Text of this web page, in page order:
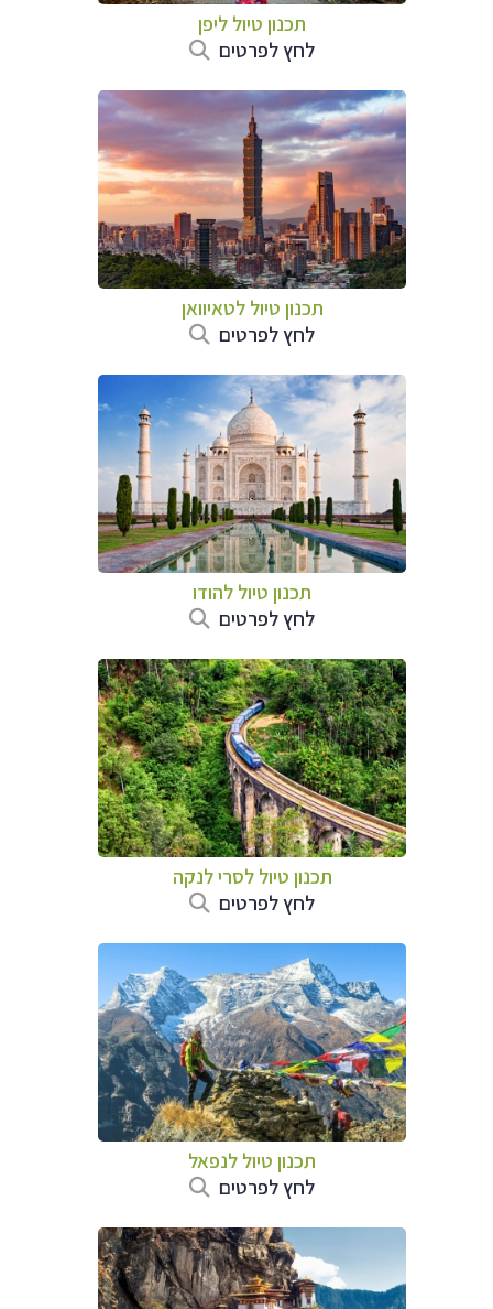
תכנון טיול ליפן
לחץ לפרטים
תכנון טיול לטאיוואן
לחץ לפרטים
תכנון טיול להודו
לחץ לפרטים
תכנון טיול לסרי לנקה
לחץ לפרטים
תכנון טיול לנפאל
לחץ לפרטים